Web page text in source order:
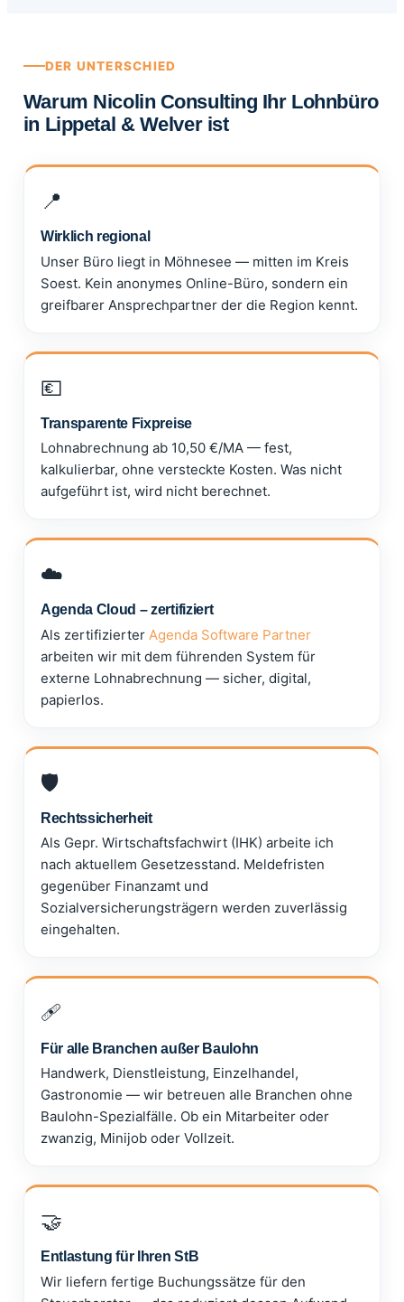
DER UNTERSCHIED
Warum Nicolin Consulting Ihr Lohnbüro
in Lippetal & Welver ist
📍
Wirklich regional
Unser Büro liegt in Möhnesee — mitten im Kreis
Soest. Kein anonymes Online-Büro, sondern ein
greifbarer Ansprechpartner der die Region kennt.
💶
Transparente Fixpreise
Lohnabrechnung ab 10,50 €/MA — fest,
kalkulierbar, ohne versteckte Kosten. Was nicht
aufgeführt ist, wird nicht berechnet.
☁️
Agenda Cloud – zertifiziert
Als zertifizierter Agenda Software Partner
arbeiten wir mit dem führenden System für
externe Lohnabrechnung — sicher, digital,
papierlos.
🛡️
Rechtssicherheit
Als Gepr. Wirtschaftsfachwirt (IHK) arbeite ich
nach aktuellem Gesetzesstand. Meldefristen
gegenüber Finanzamt und
Sozialversicherungsträgern werden zuverlässig
eingehalten.
🩹
Für alle Branchen außer Baulohn
Handwerk, Dienstleistung, Einzelhandel,
Gastronomie — wir betreuen alle Branchen ohne
Baulohn-Spezialfälle. Ob ein Mitarbeiter oder
zwanzig, Minijob oder Vollzeit.
🤝
Entlastung für Ihren StB
Wir liefern fertige Buchungssätze für den